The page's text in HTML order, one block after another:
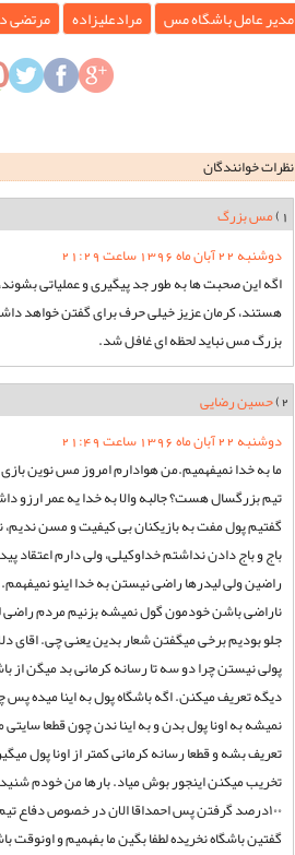
مدیر عامل باشگاه مس
مرادعلیزاده مرتضی
نظرات خوانندگان
1) مس بزرگ
دوشنبه 22 آبان ماه 1396 ساعت 21:29
اگه این صحبت ها به طور جد پیگیری و عملیاتی
هستند، کرمان عزیز خیلی حرف برای گفتن خواهد
بزرگ مس نباید لحظه ای غافل شد.
2) حسین رضایی
دوشنبه 22 آبان ماه 1396 ساعت 21:49
ما به خدا نمیفهمیم.من هوادارم امروز مس نوین بازی
تیم بزرگسال هست؟ جالبه والا به خدا یه عمر ارزو
گفتیم پول مفت به بازیکنان بی کیفیت و مسن ندیم،
باج و باج دادن نداشتم خداوکیلی، ولی دارم اعتقاد
راضین ولی لیدرها راضی نیستن به خدا اینو
ناراضی باشن خودمون گول نمیشه بزنیم مردم راضی
جلو بودیم برخی میگفتن شعار بدین یعنی چی. اقای
پولی نیستن چرا دو سه تا رسانه کرمانی بد میگن
دیگه تعریف میکنن. اگه باشگاه پول به اینا میده
نمیشه به اونا پول بدن و به اینا ندن چون قطعا
تعریف بشه و قطعا رسانه کرمانی کمتر از اونا پول
تخریب میکنن اینجور بوش میاد. بارها من خودم
گفتین باشگاه نخریده لطفا بگین ما بفهمیم و اونوقت